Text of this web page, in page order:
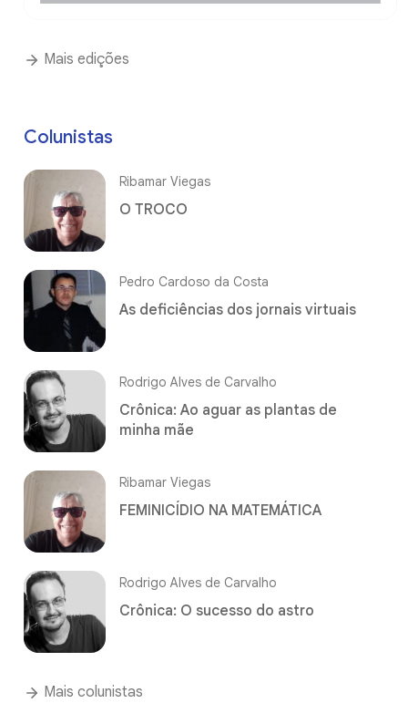
Mais edições
Colunistas
Ribamar Viegas
O TROCO
Pedro Cardoso da Costa
As deficiências dos jornais virtuais
Rodrigo Alves de Carvalho
Crônica: Ao aguar as plantas de
minha mãe
Ribamar Viegas
FEMINICÍDIO NA MATEMÁTICA
Rodrigo Alves de Carvalho
Crônica: O sucesso do astro
Mais colunistas